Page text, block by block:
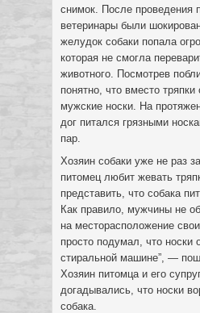
снимок. После проведения
ветеринары были
желудок собаки попала
которая не смогла
животного. Посмотрев
понятно, что вместо тряпки
мужские носки. На
дог питался грязными
пар.
Хозяин собаки уже не раз
питомец любит жевать
представить, что собака
Как правило, мужчины не
на месторасположение
просто подумал, что носки
стиральной машине”, —
Хозяин питомца и его
догадывались, что носки
собака.